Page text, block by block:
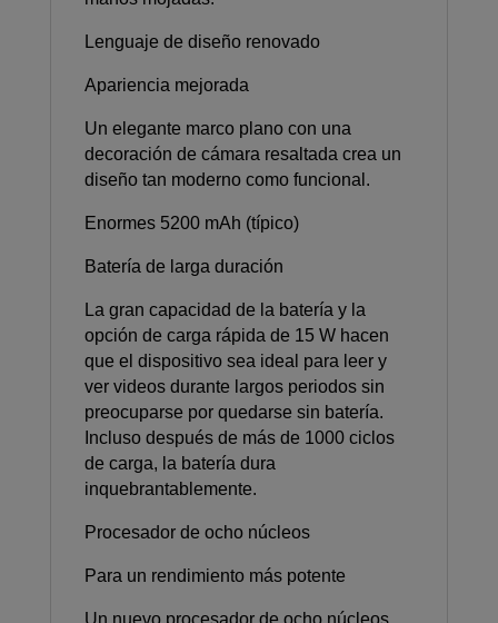
Lenguaje de diseño renovado
Apariencia mejorada
Un elegante marco plano con una
decoración de cámara resaltada crea un
diseño tan moderno como funcional.
Enormes 5200 mAh (típico)
Batería de larga duración
La gran capacidad de la batería y la
opción de carga rápida de 15 W hacen
que el dispositivo sea ideal para leer y
ver videos durante largos periodos sin
preocuparse por quedarse sin batería.
Incluso después de más de 1000 ciclos
de carga, la batería dura
inquebrantablemente.
Procesador de ocho núcleos
Para un rendimiento más potente
Un nuevo procesador de ocho núcleos